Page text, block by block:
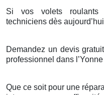
Si vos volets roulants
techniciens dès aujourd’hui
Demandez un devis
professionnel dans
Que ce soit pour une